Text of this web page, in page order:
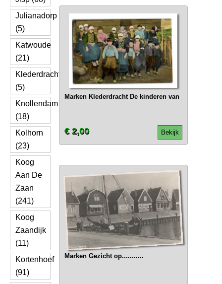
Julianadorp
(5)
Katwoude
(21)
Klederdracht
(5)
Knollendam
(18)
Kolhorn
(23)
Koog
Aan De
Zaan
(241)
Koog
Zaandijk
(11)
Kortenhoef
(91)
Marken Klederdracht De kinderen van
Bekijk
€ 2,00
Marken Gezicht op...........